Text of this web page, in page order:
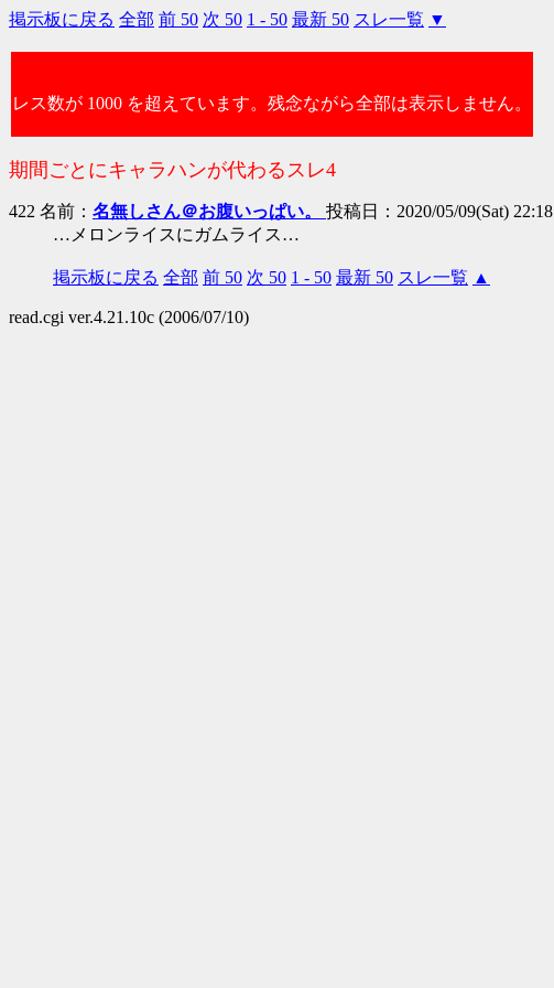
掲示板に戻る 全部 前 50 次 50 1 - 50 最新 50 スレ一覧 ▼
レス数が 1000 を超えています。残念ながら全部は表示しません。
期間ごとにキャラハンが代わるスレ4
422 名前： 名無しさん＠お腹いっぱい。 投稿日：2020/05/09(Sat) 22:18
…メロンライスにガムライス…
掲示板に戻る 全部 前 50 次 50 1 - 50 最新 50 スレ一覧 ▲
read.cgi ver.4.21.10c (2006/07/10)